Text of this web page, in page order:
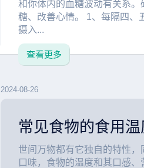
和你体内的血糖波动有关系
糖、改善心情。 1、每隔四、
摄入...
查看更多
2024-08-26
常见食物的食用温
世间万物都有它独自的特性
口味，食物的温度和其口感